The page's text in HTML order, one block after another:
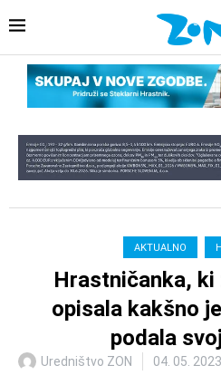
AKTUALNO
Hrastničanka, ki
opisala kakšno
podala
Uredništvo ZON 04. 05. 2023